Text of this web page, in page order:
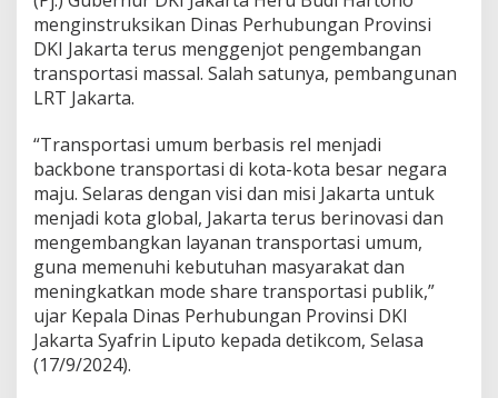
b
a
n
g
r
a
n
s
p
o
r
t
a
s
i
menginstruksikan Dinas Perhubungan Provinsi
DKI Jakarta terus menggenjot pengembangan
transportasi massal. Salah satunya, pembangunan
LRT Jakarta.
“Transportasi umum berbasis rel menjadi
backbone transportasi di kota-kota besar negara
maju. Selaras dengan visi dan misi Jakarta untuk
menjadi kota global, Jakarta terus berinovasi dan
mengembangkan layanan transportasi umum,
guna memenuhi kebutuhan masyarakat dan
meningkatkan mode share transportasi publik,”
ujar Kepala Dinas Perhubungan Provinsi DKI
Jakarta Syafrin Liputo kepada detikcom, Selasa
(17/9/2024).